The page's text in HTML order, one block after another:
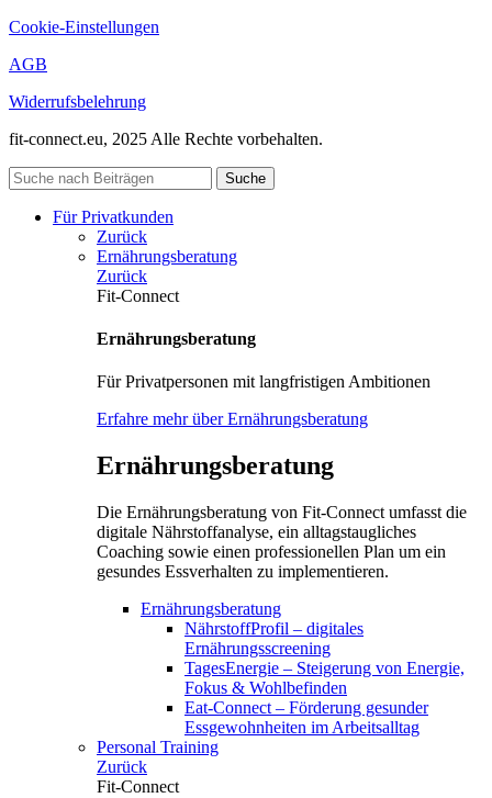
Cookie-Einstellungen
AGB
Widerrufsbelehrung
fit-connect.eu, 2025 Alle Rechte vorbehalten.
Suche
Für Privatkunden
Zurück
Ernährungsberatung
Zurück
Fit-Connect
Ernährungsberatung
Für Privatpersonen mit langfristigen Ambitionen
Erfahre mehr über Ernährungsberatung
Ernährungsberatung
Die Ernährungsberatung von Fit-Connect umfasst die
digitale Nährstoffanalyse, ein alltagstaugliches
Coaching sowie einen professionellen Plan um ein
gesundes Essverhalten zu implementieren.
Ernährungsberatung
NährstoffProfil – digitales
Ernährungsscreening
TagesEnergie – Steigerung von Energie,
Fokus & Wohlbefinden
Eat-Connect – Förderung gesunder
Essgewohnheiten im Arbeitsalltag
Personal Training
Zurück
Fit-Connect